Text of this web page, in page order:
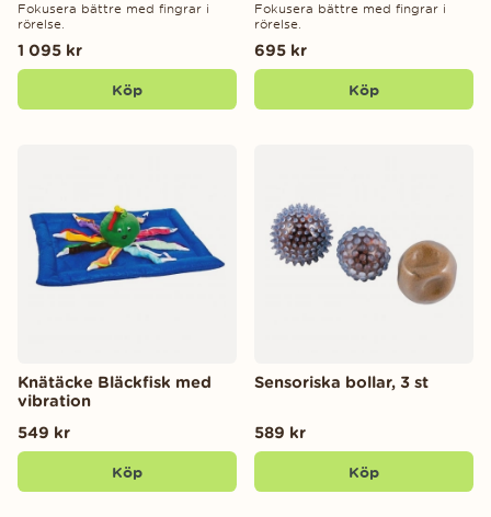
Fokusera bättre med fingrar i
rörelse.
1 095 kr
Köp
Fokusera bättre med fingrar i
rörelse.
695 kr
Köp
Knätäcke Bläckfisk med
vibration
549 kr
Köp
Sensoriska bollar, 3 st
589 kr
Köp